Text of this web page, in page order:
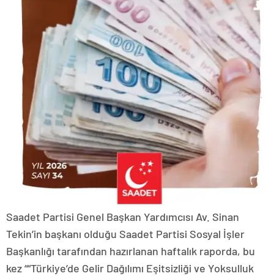
Saadet Partisi Genel Başkan Yardımcısı Av. Sinan
Tekin’in başkanı olduğu Saadet Partisi Sosyal İşler
Başkanlığı tarafından hazırlanan haftalık raporda, bu
kez ““Türkiye’de Gelir Dağılımı Eşitsizliği ve Yoksulluk